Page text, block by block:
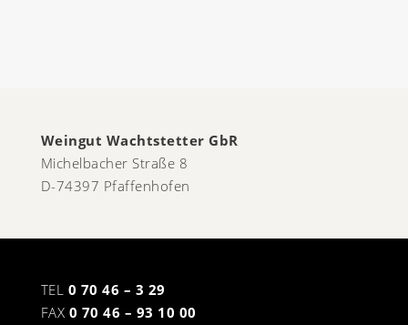
Weingut Wachtstetter GbR
Michelbacher Straße 8
D-74397 Pfaffenhofen
TEL 0 70 46 – 3 29
FAX 0 70 46 – 93 10 00